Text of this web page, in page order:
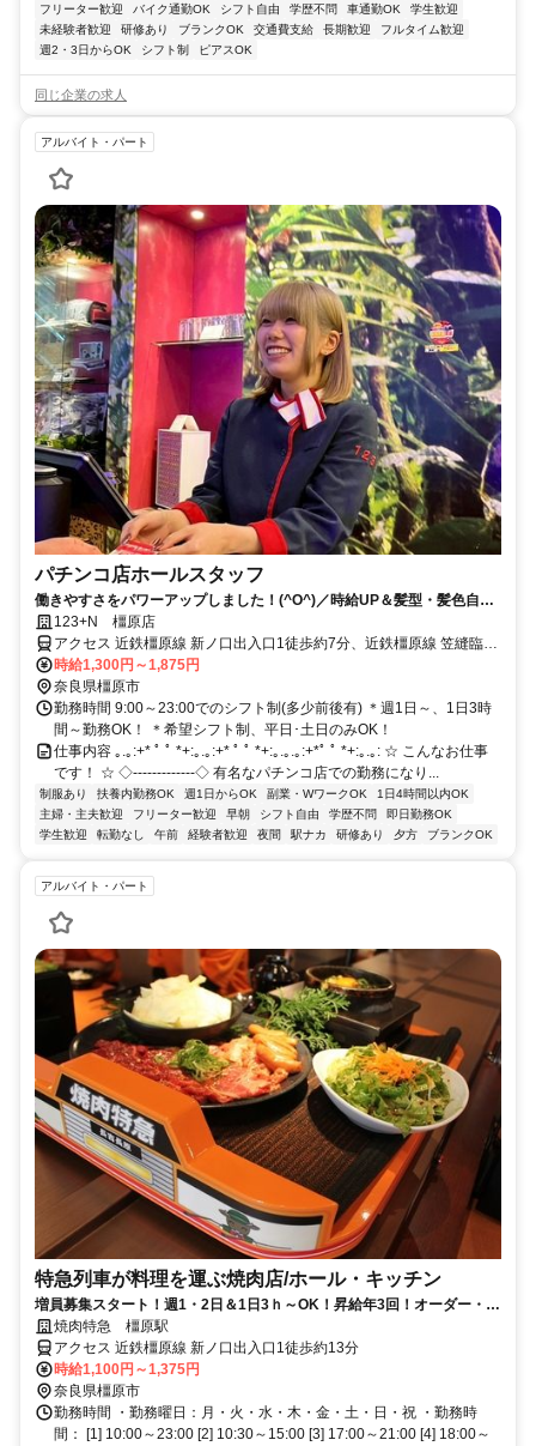
フリーター歓迎
バイク通勤OK シフト自由 学歴不問 車通勤OK
学生歓迎
未経験者歓迎
研修あり ブランクOK 交通費支給 長期歓迎
フルタイム歓迎
週2・3日からOK
シフト制 ピアスOK
同じ企業の求人
アルバイト・パート
パチンコ店ホールスタッフ
働きやすさをパワーアップしました！(^O^)／時給UP＆髪型・髪色自由
★ネイルもOK♪
123+N 橿原店
アクセス 近鉄橿原線 新ノ口出入口1徒歩約7分、近鉄橿原線 笠縫臨時
改札口徒歩約22分、近鉄大阪線 大和八木北口徒歩約25分 新ノ口駅か
ら徒歩5分
時給1,300円～1,875円
奈良県橿原市
勤務時間 9:00～23:00でのシフト制(多少前後有) ＊週1日～、1日3時
間～勤務OK！ ＊希望シフト制、平日･土日のみOK！
仕事内容 ｡.｡:+* ﾟ ﾟ *+:｡.｡:+* ﾟ ﾟ *+:｡.｡.｡:+*ﾟ ﾟ *+:｡.｡: ☆ こんなお仕事
です！ ☆ ◇‐‐‐‐‐‐‐‐‐‐‐‐‐◇ 有名なパチンコ店での勤務になり...
制服あり 扶養内勤務OK 週1日からOK 副業・WワークOK
1日4時間以内OK
主婦・主夫歓迎
フリーター歓迎 早朝 シフト自由 学歴不問
即日勤務OK
学生歓迎
転勤なし 午前 経験者歓迎 夜間 駅ナカ 研修あり 夕方 ブランクOK
アルバイト・パート
特急列車が料理を運ぶ焼肉店/ホール・キッチン
増員募集スタート！週1・2日＆1日3ｈ～OK！昇給年3回！オーダー・配
膳・レジはセルフで初バイトも安心♪
焼肉特急 橿原駅
アクセス 近鉄橿原線 新ノ口出入口1徒歩約13分
時給1,100円～1,375円
奈良県橿原市
勤務時間 ・勤務曜日：月・火・水・木・金・土・日・祝 ・勤務時
間： [1] 10:00～23:00 [2] 10:30～15:00 [3] 17:00～21:00 [4] 18:00～